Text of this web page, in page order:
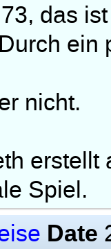
das
ein
nicht.
Spiel.
Date